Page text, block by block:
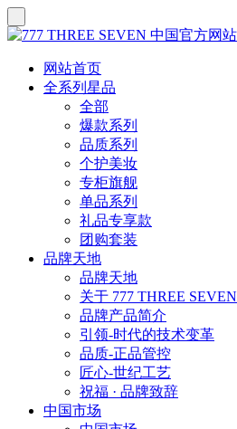
网站首页
全系列星品
全部
爆款系列
品质系列
个护美妆
专柜旗舰
单品系列
礼品专享款
团购套装
品牌天地
品牌天地
关于 777 THREE SEVEN
品牌产品简介
引领-时代的技术变革
品质-正品管控
匠心-世纪工艺
祝福 · 品牌致辞
中国市场